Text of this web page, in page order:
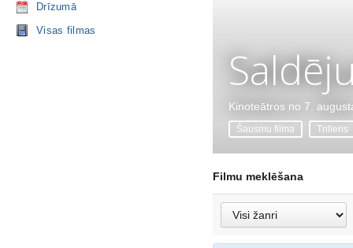
Drīzumā
Visas filmas
Kinoteātros no 7.
Šausmu filma Trilleris
Filmu meklēšana